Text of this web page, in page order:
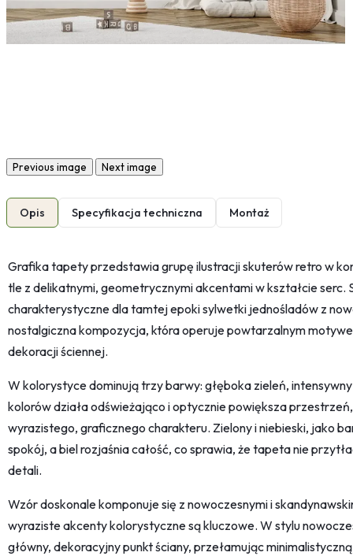
Previous image Next image
Opis Specyfikacja techniczna Montaż
Grafika tapety przedstawia grupę ilustracji skuterów retro w
tle z delikatnymi, geometrycznymi akcentami w kształcie serc.
charakterystyczne dla tamtej epoki sylwetki jednośladów z
nostalgiczna kompozycja, która operuje powtarzalnym
dekoracji ściennej.
W kolorystyce dominują trzy barwy: głęboka zieleń,
kolorów działa odświeżająco i optycznie powiększa
wyrazistego, graficznego charakteru. Zielony i niebieski, jako
spokój, a biel rozjaśnia całość, co sprawia, że tapeta nie
detali.
Wzór doskonale komponuje się z nowoczesnymi i
wyraziste akcenty kolorystyczne są kluczowe. W stylu
główny, dekoracyjny punkt ściany, przełamując